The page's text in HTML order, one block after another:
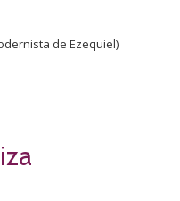
de Ezequiel)